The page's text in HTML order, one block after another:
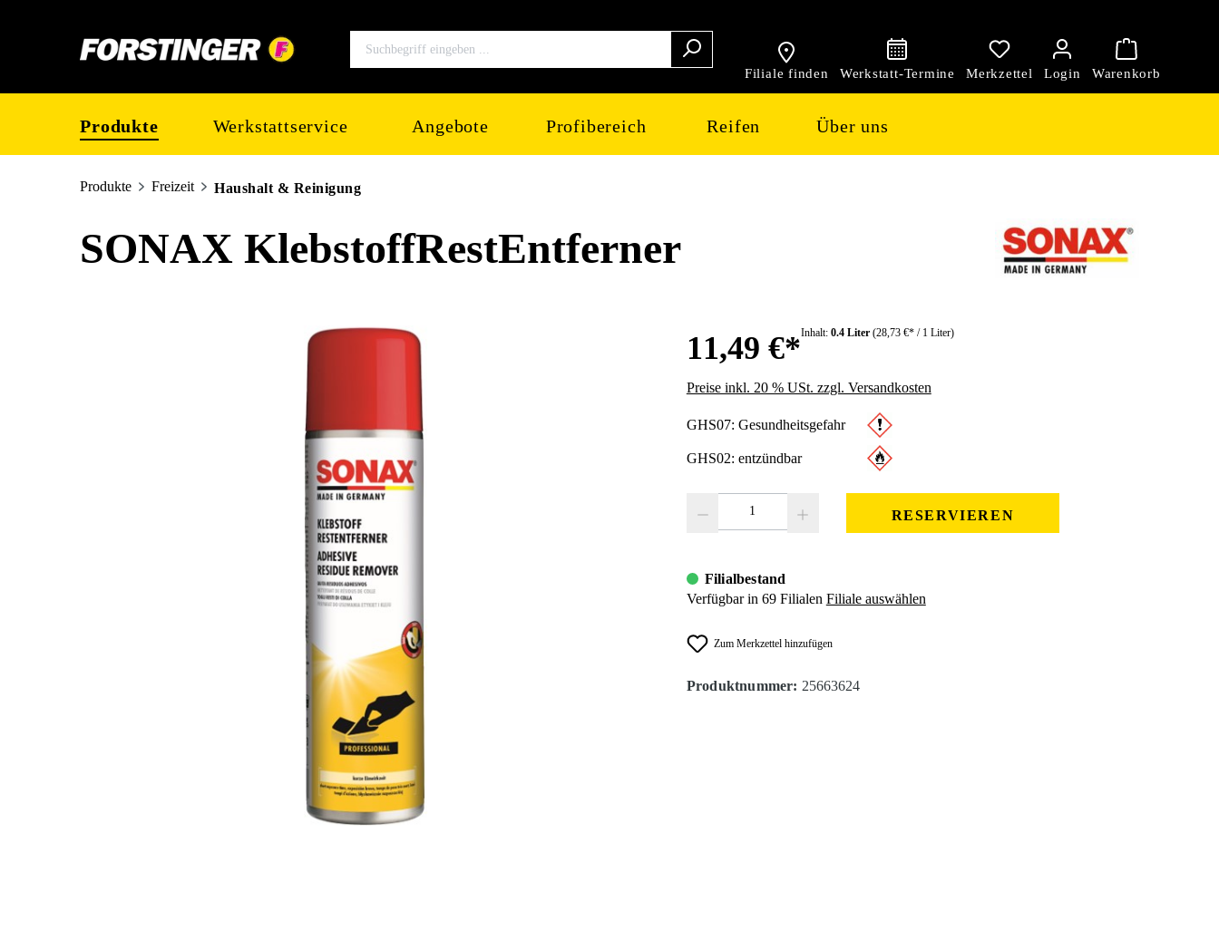
Filiale finden
Produkte Werkstattservice Angebote Profibereich Reifen Über uns
Produkte Freizeit Haushalt & Reinigung
SONAX KlebstoffRestEntferner
11,49 €*Inhalt: 0.4 Liter (28,73 €* / 1 Liter)
Preise inkl. 20 % USt. zzgl. Versandkosten
GHS07: Gesundheitsgefahr
GHS02: entzündbar
RESERVIEREN
Filialbestand
Verfügbar in 69 Filialen Filiale auswählen
Zum Merkzettel hinzufügen
Produktnummer: 25663624